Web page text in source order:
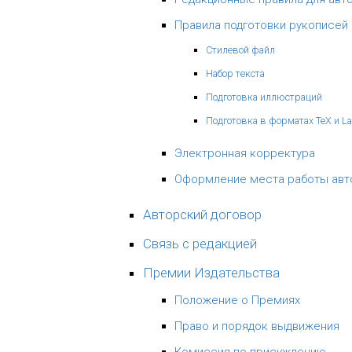
Правила подготовки рукописей
Стилевой файл
Набор текста
Подготовка иллюстраций
Подготовка в форматах TeX и
Электронная корректура
Оформление места работы
Авторский договор
Связь с редакцией
Премии Издательства
Положение о Премиях
Право и порядок выдвижения